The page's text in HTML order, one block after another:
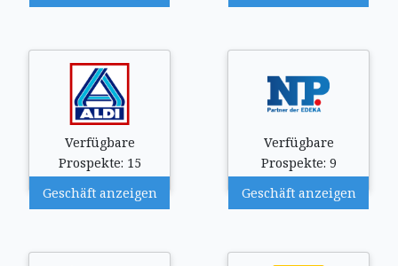
Verfügbare
Prospekte: 15
Geschäft anzeigen
Verfügbare
Prospekte: 9
Geschäft anzeigen